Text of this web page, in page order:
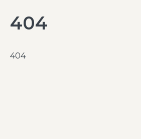
404
404